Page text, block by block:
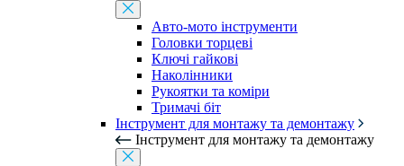
Авто-мото інструменти
Головки торцеві
Ключі гайкові
Наколінники
Рукоятки та коміри
Тримачі біт
Інструмент для монтажу та демонтажу
Інструмент для монтажу та демонтажу